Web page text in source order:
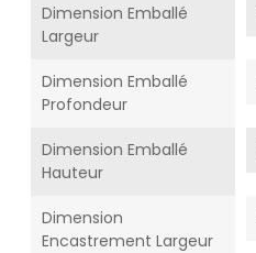
Dimension Emballé
Largeur
Dimension Emballé
Profondeur
Dimension Emballé
Hauteur
Dimension
Encastrement Largeur